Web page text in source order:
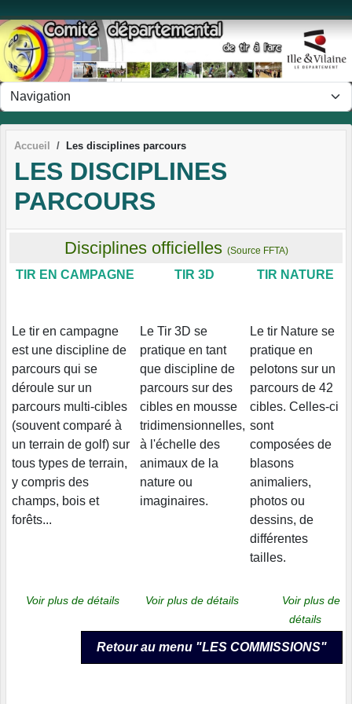
Accueil Les disciplines parcours
LES DISCIPLINES
PARCOURS
Disciplines officielles (Source FFTA)
TIR EN CAMPAGNE
Le tir en campagne
est une discipline de
parcours qui se
déroule sur un
parcours multi-cibles
(souvent comparé à
un terrain de golf) sur
tous types de terrain,
y compris des
champs, bois et
forêts...
TIR 3D
Le Tir 3D se
pratique en tant
que discipline de
parcours sur des
cibles en mousse
tridimensionnelles,
à l'échelle des
animaux de la
nature ou
imaginaires.
TIR NATURE
Le tir Nature se
pratique en
pelotons sur un
parcours de 42
cibles. Celles-ci
sont
composées de
blasons
animaliers,
photos ou
dessins, de
différentes
tailles.
Voir plus de détails Voir plus de détails
Voir plus de
détails
Retour au menu "LES COMMISSIONS"